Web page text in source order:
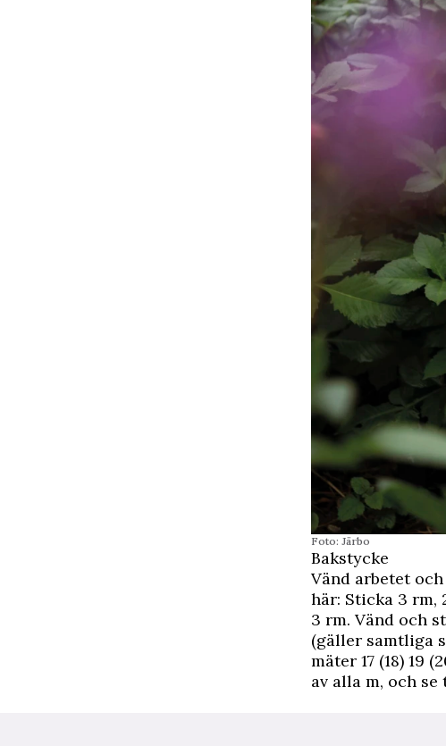
Foto: Järbo
Bakstycke
Vänd arbetet
här: Sticka 3 rm,
3 rm. Vänd och
(gäller samtliga
mäter 17 (18) 19
av alla m, och